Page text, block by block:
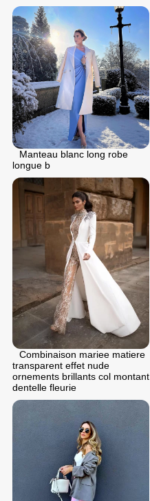
Manteau blanc long robe
longue b
Combinaison mariee matiere
transparent effet nude
ornements brillants col montant
dentelle fleurie